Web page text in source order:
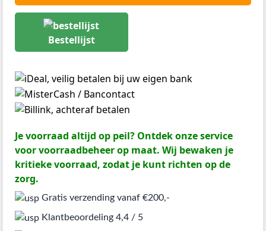
Bestellijst
Je voorraad altijd op peil? Ontdek onze service
voor voorraadbeheer op maat. Wij bewaken je
kritieke voorraad, zodat je kunt richten op de
zorg.
Gratis verzending vanaf €200,-
Klantbeoordeling 4,4 / 5